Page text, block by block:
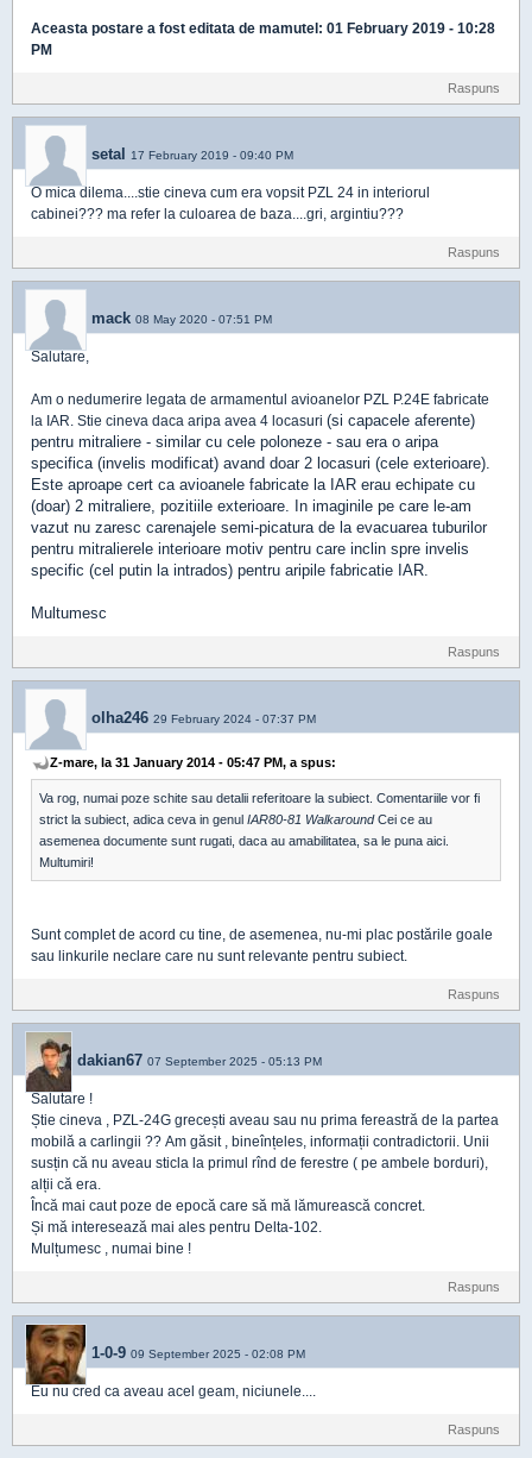
Aceasta postare a fost editata de mamutel : 01 February 2019 - 10:28
PM
Raspuns
setal 17 February 2019 - 09:40 PM
O mica dilema....stie cineva cum era vopsit PZL 24 in interiorul
cabinei??? ma refer la culoarea de baza....gri, argintiu???
Raspuns
mack 08 May 2020 - 07:51 PM
Salutare,
Am o nedumerire legata de armamentul avioanelor PZL P.24E fabricate
la IAR. Stie cineva daca aripa avea 4 locasuri (si capacele aferente)
pentru mitraliere - similar cu cele poloneze - sau era o aripa
specifica (invelis modificat) avand doar 2 locasuri (cele exterioare).
Este aproape cert ca avioanele fabricate la IAR erau echipate cu
(doar) 2 mitraliere, pozitiile exterioare. In imaginile pe care le-am
vazut nu zaresc carenajele semi-picatura de la evacuarea tuburilor
pentru mitralierele interioare motiv pentru care inclin spre invelis
specific (cel putin la intrados) pentru aripile fabricatie IAR.
Multumesc
Raspuns
olha246 29 February 2024 - 07:37 PM
Z-mare, la 31 January 2014 - 05:47 PM, a spus:
Va rog, numai poze schite sau detalii referitoare la subiect. Comentariile vor fi
strict la subiect, adica ceva in genul IAR80-81 WalkaroundCei ce au
asemenea documente sunt rugati, daca au amabilitatea, sa le puna aici.
Multumiri!
Sunt complet de acord cu tine, de asemenea, nu-mi plac postările goale
sau linkurile neclare care nu sunt relevante pentru subiect.
Raspuns
dakian67 07 September 2025 - 05:13 PM
Salutare !
Știe cineva , PZL-24G grecești aveau sau nu prima fereastră de la partea
mobilă a carlingii ?? Am găsit , bineînțeles, informații contradictorii. Unii
susțin că nu aveau sticla la primul rînd de ferestre ( pe ambele borduri),
alții că era.
Încă mai caut poze de epocă care să mă lămurească concret.
Și mă interesează mai ales pentru Delta-102.
Mulțumesc , numai bine !
Raspuns
1-0-9 09 September 2025 - 02:08 PM
Eu nu cred ca aveau acel geam, niciunele....
Raspuns